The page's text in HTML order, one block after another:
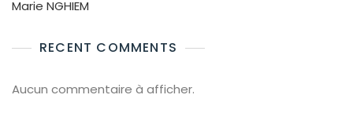
Marie NGHIEM
RECENT COMMENTS
Aucun commentaire à afficher.